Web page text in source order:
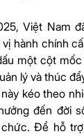
Việt Nam
hành chính
một cột
lý và thúc
kéo theo
đến đời
chức. Để hỗ